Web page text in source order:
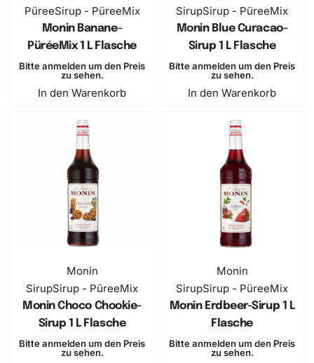
PüreeSirup - PüreeMix
Monin Banane-
PüréeMix 1 L Flasche
Bitte anmelden um den Preis
zu sehen.
In den Warenkorb
SirupSirup - PüreeMix
Monin Blue Curacao-
Sirup 1 L Flasche
Bitte anmelden um den Preis
zu sehen.
In den Warenkorb
Monin
SirupSirup - PüreeMix
Monin Choco Chookie-
Sirup 1 L Flasche
Bitte anmelden um den Preis
zu sehen.
Monin
SirupSirup - PüreeMix
Monin Erdbeer-Sirup 1 L
Flasche
Bitte anmelden um den Preis
zu sehen.